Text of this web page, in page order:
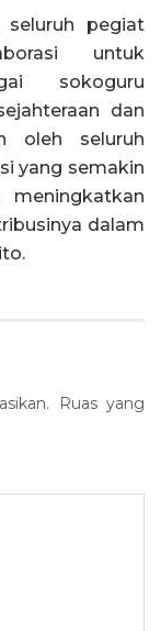
pegiat
untuk
sokoguru
dan
oleh seluruh
yang semakin
dalam
Ruas yang